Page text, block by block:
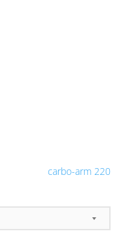
carbo-arm 220